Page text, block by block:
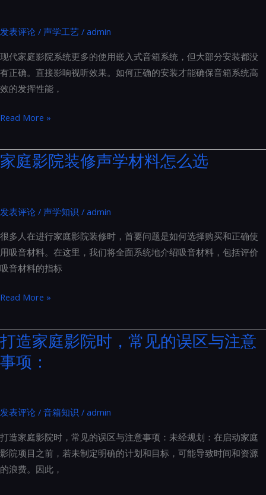
座
的
全
面
级
院
修
的
要
主
涵
盖
下
几
个
方
发表评论 / 声学工艺 / admin
现代家庭影院系统更多的使用嵌入式音箱系统，但大部分安装都没
有正确。直接影响视听效果。如何正确的安装才能确保音箱系统高
效的发挥性能，
如
正
确
嵌
式
音
箱
系
防
止
共
专
业
安
装
Read More »
家庭影院装修声学材料怎么选
发表评论 / 声学知识 / admin
很多人在进行家庭影院装修时，首要问题是如何选择购买和正确使
用吸音材料。在这里，我们将全面系统地介绍吸音材料，包括评价
吸音材料的指标
家
影
院
装
学
料
怎
么
Read More »
打造家庭影院时，常见的误区与注意
事项：
发表评论 / 音箱知识 / admin
打造家庭影院时，常见的误区与注意事项：未经规划：在启动家庭
影院项目之前，若未制定明确的计划和目标，可能导致时间和资源
的浪费。因此，